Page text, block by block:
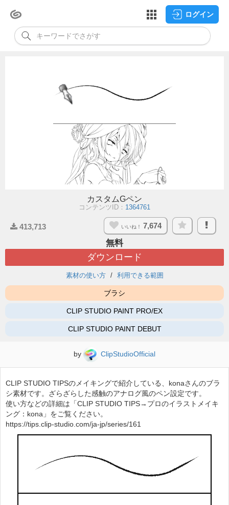
ログイン
カスタムGペン
コンテンツID： 1364761
413,713 いいね！ 7,674
無料
ダウンロード
素材の使い方 利用できる範囲
ブラシ
CLIP STUDIO PAINT PRO/EX
CLIP STUDIO PAINT DEBUT
by ClipStudioOfficial
CLIP STUDIO TIPSのメイキングで紹介している、konaさんのブラ
シ素材です。ざらざらした感触のアナログ風のペン設定です。
使い方などの詳細は「CLIP STUDIO TIPS→プロのイラストメイキ
ング：kona」をご覧ください。
https://tips.clip-studio.com/ja-jp/series/161